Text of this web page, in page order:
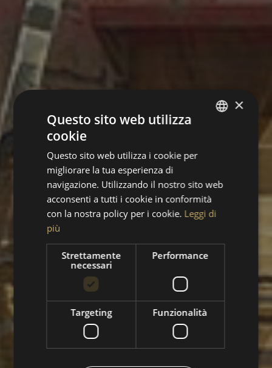
×
Questo sito web utilizza
cookie
Questo sito web utilizza i cookie per
migliorare la tua esperienza di
navigazione. Utilizzando il nostro sito web
acconsenti a tutti i cookie in conformità
con la nostra policy per i cookie. Leggi di
più
Strettamente
necessari
Performance
Targeting Funzionalità